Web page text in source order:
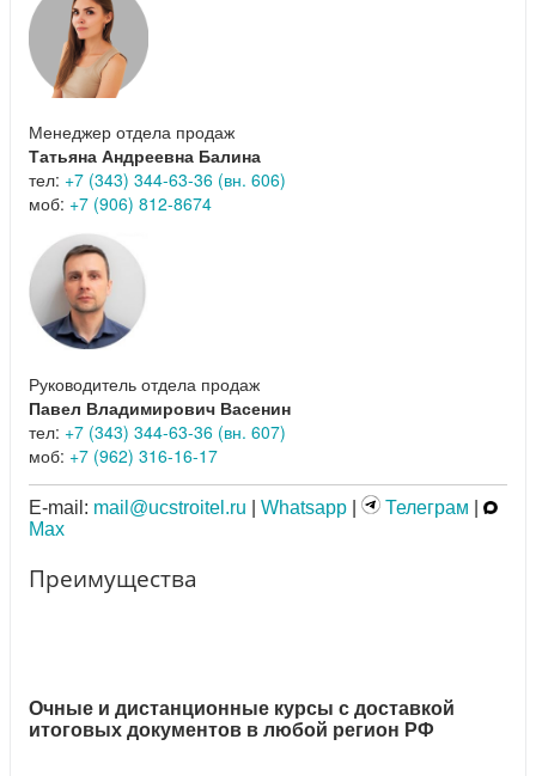
Менеджер отдела продаж
Татьяна Андреевна Балина
тел: +7 (343) 344-63-36 (вн. 606)
моб: +7 (906) 812-8674
Руководитель отдела продаж
Павел Владимирович Васенин
тел: +7 (343) 344-63-36 (вн. 607)
моб: +7 (962) 316-16-17
E-mail: mail@ucstroitel.ru Whatsapp Телеграм
Max
Преимущества
Очные и дистанционные курсы с доставкой
итоговых документов в любой регион РФ